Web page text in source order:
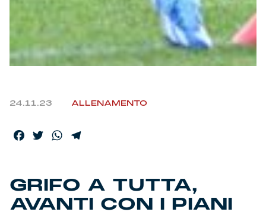
24.11.23 ALLENAMENTO
Facebook
TwitterWhatsApp
GRIFO A TUTTA,
AVANTI CON I PIANI